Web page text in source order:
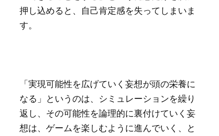
押し込めると、自己肯定感を失ってしまいま
す。
「実現可能性を広げていく妄想が頭の栄養に
なる」というのは、シミュレーションを繰り
返し、その可能性を論理的に裏付けていく妄
想は、ゲームを楽しむように進んでいく、と